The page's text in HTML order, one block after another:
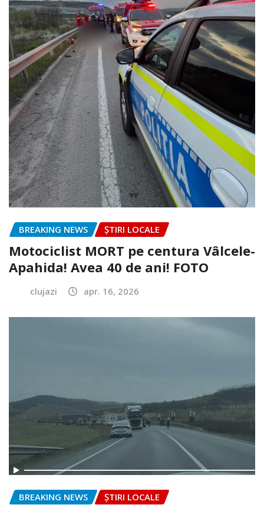
BREAKING NEWS ȘTIRI LOCALE
Motociclist MORT pe centura Vâlcele-
Apahida! Avea 40 de ani! FOTO
clujazi apr. 16, 2026
BREAKING NEWS ȘTIRI LOCALE